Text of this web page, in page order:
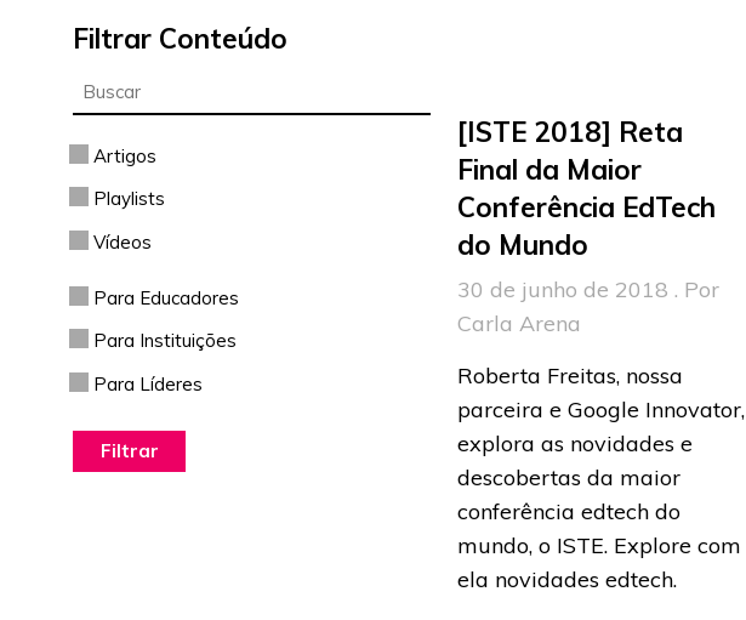
Filtrar Conteúdo
Artigos
Playlists
Vídeos
Para Educadores
Para Instituições
Para Líderes
[ISTE 2018] Reta
Final da Maior
Conferência EdTech
do Mundo
30 de junho de 2018 . Por
Carla Arena
Roberta Freitas, nossa
parceira e Google Innovator,
explora as novidades e
descobertas da maior
conferência edtech do
mundo, o ISTE. Explore com
ela novidades edtech.